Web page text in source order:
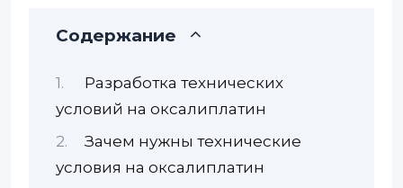
Содержание
Разработка технических
условий на оксалиплатин
Зачем нужны технические
условия на оксалиплатин